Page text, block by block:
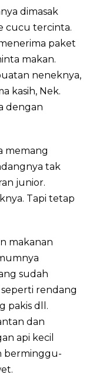
dimasak
cucu tercinta.
paket
makan.
neneknya,
kasih, Nek.
dengan
memang
tak
junior.
Tapi tetap
makanan
sudah
rendang
pakis dll.
dan
api kecil
berminggu-